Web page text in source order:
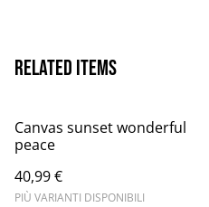
Related items
Canvas sunset wonderful
peace
40,99 €
PIÙ VARIANTI DISPONIBILI